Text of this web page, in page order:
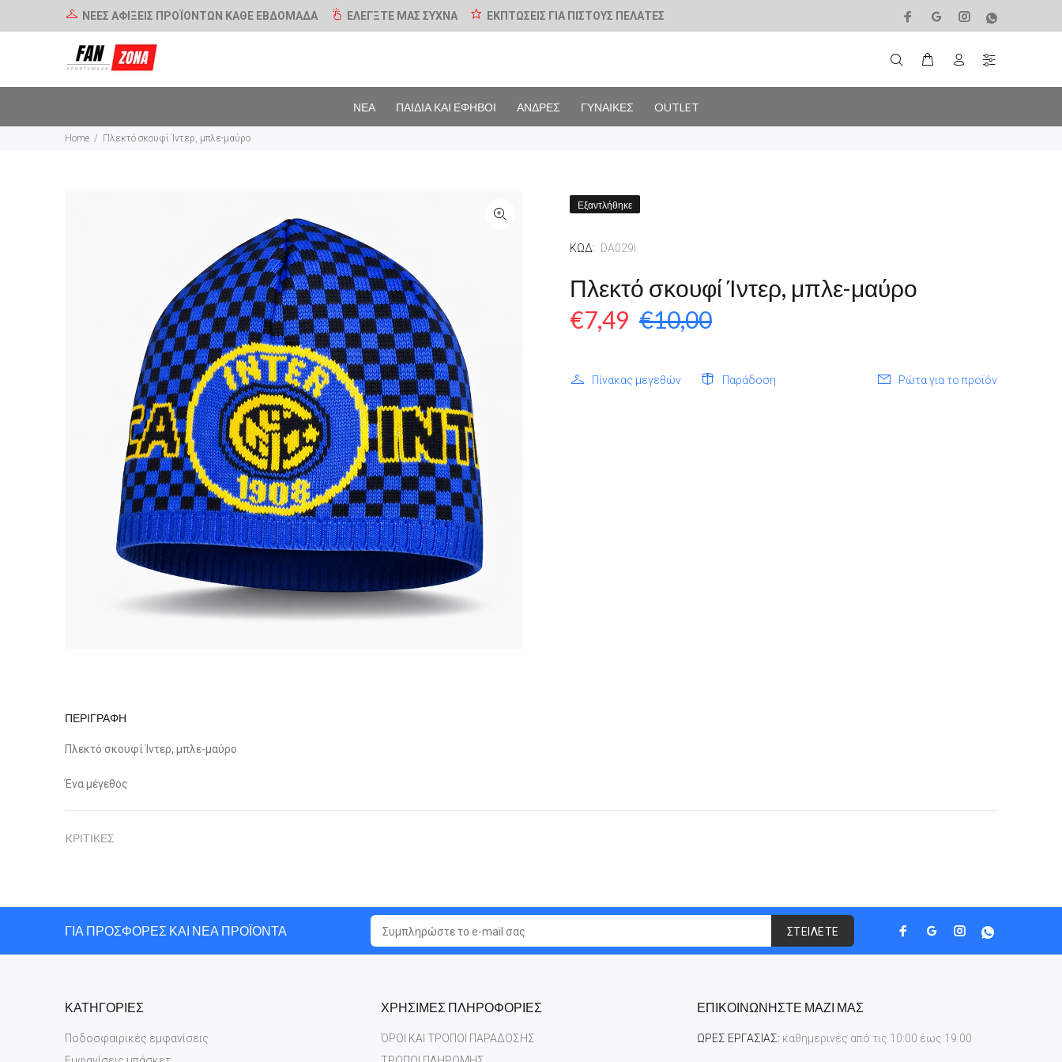
ΝΕΕΣ ΑΦΙΞΕΙΣ ΠΡΟΪΟΝΤΩΝ ΚΑΘΕ ΕΒΔΟΜΑΔΑ ΕΛΕΓΞΤΕ ΜΑΣ ΣΥΧΝΑ ΕΚΠΤΩΣΕΙΣ ΓΙΑ ΠΙΣΤΟΥΣ ΠΕΛΑΤΕΣ
ΝΕΑ ΠΑΙΔΙΑ ΚΑΙ ΕΦΗΒΟΙ ΑΝΔΡΕΣ ΓΥΝΑΙΚΕΣ OUTLET
Home Πλεκτό σκουφί Ίντερ, μπλε-μαύρο
Εξαντλήθηκε
ΚΩΔ: DA029I
Πλεκτό σκουφί Ίντερ, μπλε-μαύρο
€7,49 €10,00
Πίνακας μεγεθών Παράδοση Ρώτα για το προϊόν
ΠΕΡΙΓΡΑΦΗ
Πλεκτό σκουφί Ίντερ, μπλε-μαύρο
Ένα μέγεθος
KΡΙΤΙΚΕΣ
ΓΙΑ ΠΡΟΣΦΟΡΕΣ ΚΑΙ ΝΕΑ ΠΡΟΪΟΝΤΑ ΣΤΕΙΛΕΤΕ
ΚΑΤΗΓΟΡΙΕΣ
Ποδοσφαιρικές εμφανίσεις
ΧΡΗΣΙΜΕΣ ΠΛΗΡΟΦΟΡΙΕΣ
ΌΡΟΙ ΚΑΙ ΤΡΟΠΟΙ ΠΑΡΑΔΟΣΗΣ
ΕΠΙΚΟΙΝΩΝΗΣΤΕ ΜΑΖΙ ΜΑΣ
ΩΡΕΣ ΕΡΓΑΣΙΑΣ: καθημερινές από τις 10:00 έως 19:00